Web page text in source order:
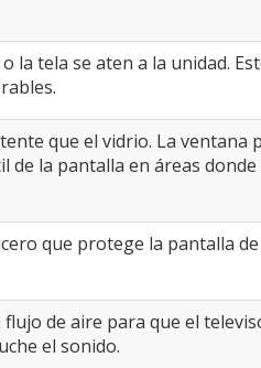
tela se aten a la unidad.
que el vidrio. La
de la pantalla en áreas
que protege la pantalla
de aire para que el
el sonido.